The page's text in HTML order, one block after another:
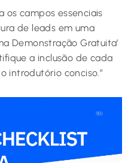
os campos essenciais
de leads em uma
Demonstração Gratuita’
a inclusão de cada
introdutório conciso.”